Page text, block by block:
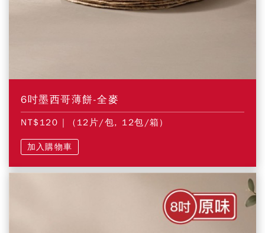
6吋墨西哥薄餅-全麥
NT$120 | (12片/包, 12包/箱)
加入購物車